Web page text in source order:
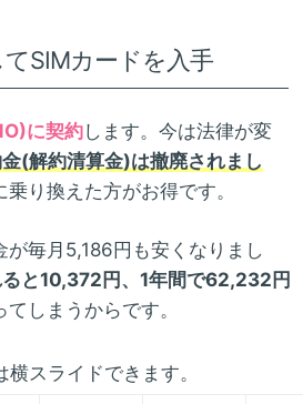
SIMカードを入手
に契約します。今は法律が変
(解約清算金)は撤廃されまし
り換えた方がお得です。
が毎月5,186円も安くなりまし
と10,372円、1年間で62,232円
しまうからです。
スライドできます。